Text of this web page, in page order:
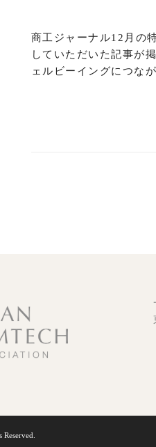
商工ジャーナル12月の
していただいた記事が
ェルビーイングにつな